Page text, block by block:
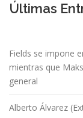
Últimas
Fields se impone
mientras que
general
Alberto Álvarez